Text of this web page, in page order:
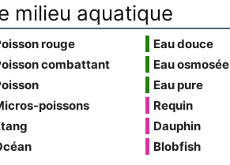
milieu aquatique
rouge
combattant
poissons
Eau douce
Eau osmosée
Eau pure
Requin
Dauphin
Blobfish